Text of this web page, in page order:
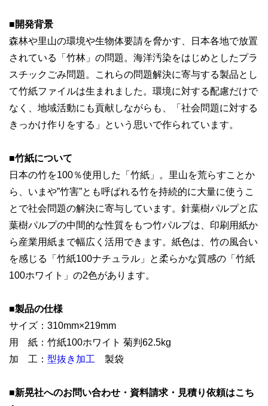
■開発背景
森林や里山の環境や生物体要請を脅かす、日本各地で放置
されている「竹林」の問題。海洋汚染をはじめとしたプラ
スチックごみ問題。これらの問題解決に寄与する製品とし
て竹紙ファイルは生まれました。環境に対する配慮だけで
なく、地域活動にも貢献しながらも、「社会問題に対する
きっかけ作りをする」という思いで作られています。
■竹紙について
日本の竹を100％使用した「竹紙」。里山を荒らすことか
ら、いまや”竹害”とも呼ばれる竹を持続的に大量に使うこ
とで社会問題の解決に寄与しています。針葉樹パルプと広
葉樹パルプの中間的な性質をもつ竹パルプは、印刷用紙か
ら産業用紙まで幅広く活用できます。紙色は、竹の風合い
を感じる「竹紙100ナチュラル」と柔らかな質感の「竹紙
100ホワイト」の2色があります。
■製品の仕様
サイズ：310mm×219mm
用 紙：竹紙100ホワイト 菊判62.5kg
加 工： 型抜き加工 製袋
■新晃社へのお問い合わせ・資料請求・見積り依頼はこち